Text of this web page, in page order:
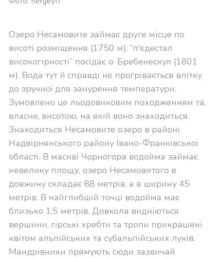
Озеро Несамовите займає друге місце по
висоті розміщення (1750 м), “п'єдестал
високогірності” посідає о. Бребенескул (1801
м). Вода тут й справді не прогрівається влітку
до зручної для занурення температури.
Зумовлено це льодовиковим походженням та,
власне, висотою, на якій воно знаходиться.
Знаходиться Несамовите озеро в районі
Надвірнянського району Івано-Франківської
області. В масиві Чорногора водойма займає
невелику площу, озеро Несамовитого в
довжину складає 88 метрів, а в ширину 45
метрів. В найглибшій точці водойма має
близько 1,5 метрів. Довкола видніються
вершини, гірські хребти та тропи прикрашені
квітом альпійських та субальпійських луків.
Мандрівники прямують сюди зазвичай